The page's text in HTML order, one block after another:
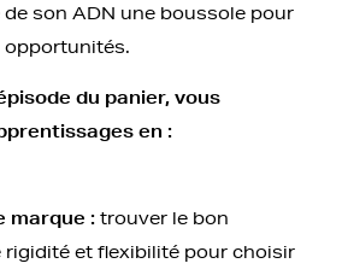
son ADN une boussole pour
opportunités.
du panier, vous
en :
marque : trouver le bon
rigidité et flexibilité pour choisir